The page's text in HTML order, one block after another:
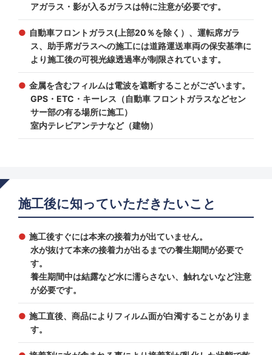
アガラス・影が入るガラスは特に注意が必要です。
自動車フロントガラス(上部20％を除く）、運転席ガラ
ス、助手席ガラスへの施工には道路運送車両の保安基準に
より施工後の可視光線透過率が制限されています。
金属を含むフィルムは電波を遮断することがございます。
GPS・ETC・キーレス（自動車 フロントガラスなどセン
サー部の有る場所に施工）
室内テレビアンテナなど（建物）
施工後に知っていただきたいこと
施工後すぐには本来の接着力が出ていません。
水が抜けて本来の接着力が出るまでの養生期間が必要で
す。
養生期間中は結露など水に濡らさない、触れないなど注意
が必要です。
施工直後、商品によりフィルム面が白濁することがありま
す。